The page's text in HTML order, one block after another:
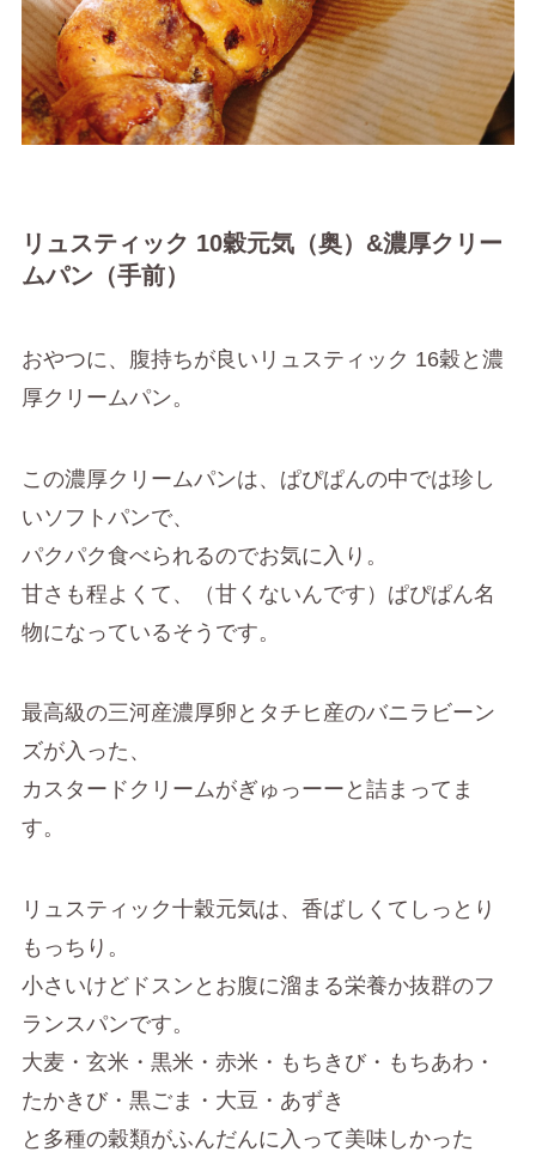
リュスティック 10穀元気（奥）&濃厚クリー
ムパン（手前）
おやつに、腹持ちが良いリュスティック 16穀と濃
厚クリームパン。
この濃厚クリームパンは、ぱぴぱんの中では珍し
いソフトパンで、
パクパク食べられるのでお気に入り。
甘さも程よくて、（甘くないんです）ぱぴぱん名
物になっているそうです。
最高級の三河産濃厚卵とタチヒ産のバニラビーン
ズが入った、
カスタードクリームがぎゅっーーと詰まってま
す。
リュスティック十穀元気は、香ばしくてしっとり
もっちり。
小さいけどドスンとお腹に溜まる栄養か抜群のフ
ランスパンです。
大麦・玄米・黒米・赤米・もちきび・もちあわ・
たかきび・黒ごま・大豆・あずき
と多種の穀類がふんだんに入って美味しかった